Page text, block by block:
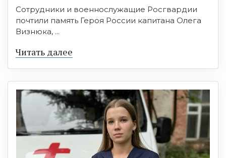
Сотрудники и военнослужащие Росгвардии
почтили память Героя России капитана Олега
Визнюка, ...
Читать далее